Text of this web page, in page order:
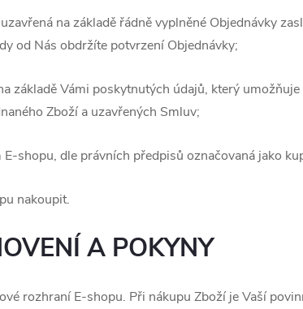
na základě řádně vyplněné Objednávky
od Nás obdržíte potvrzení Objednávky;
základě Vámi poskytnutých údajů, který
Zboží a uzavřených Smluv;
shopu, dle právních předpisů označovaná jako
nakoupit.
A POKYNY
rozhraní E-shopu. Při nákupu Zboží je Vaší